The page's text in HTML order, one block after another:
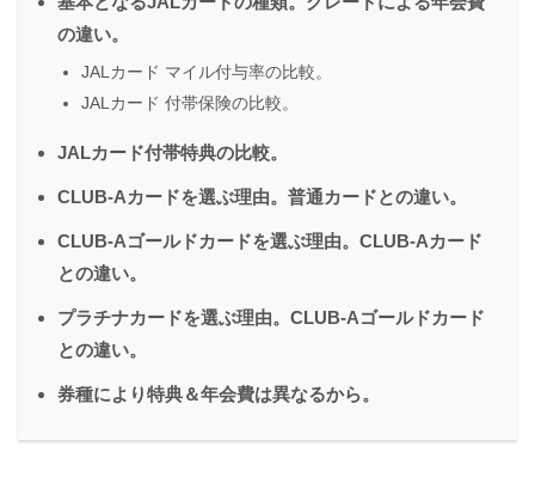
の違い。
JALカード マイル付与率の比較。
JALカード 付帯保険の比較。
JALカード付帯特典の比較。
CLUB-Aカードを選ぶ理由。普通カードとの違い。
CLUB-Aゴールドカードを選ぶ理由。CLUB-Aカード
との違い。
プラチナカードを選ぶ理由。CLUB-Aゴールドカード
との違い。
券種により特典＆年会費は異なるから。